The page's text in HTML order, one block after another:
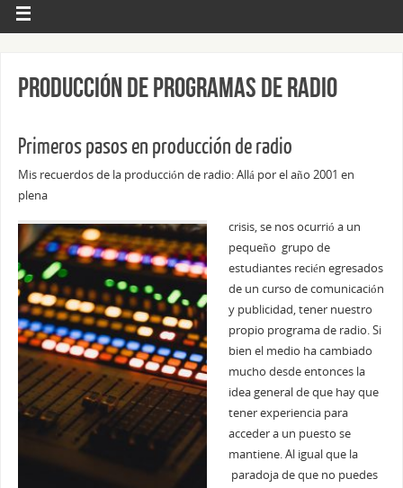
Producción de programas de radio
Primeros pasos en producción de radio
Mis recuerdos de la producción de radio: Allá por el año 2001 en
plena
crisis, se nos ocurrió a un
pequeño grupo de
estudiantes recién egresados
de un curso de comunicación
y publicidad, tener nuestro
propio programa de radio. Si
bien el medio ha cambiado
mucho desde entonces la
idea general de que hay que
tener experiencia para
acceder a un puesto se
mantiene. Al igual que la
paradoja de que no puedes